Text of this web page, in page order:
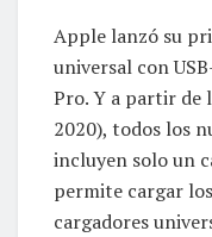
Apple lanzó su
universal con
Pro. Y a partir de
2020), todos los
incluyen solo un
permite cargar
cargadores